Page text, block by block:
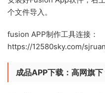
个文件导入。
fusion APP制作工具连接：
https://12580sky.com/
成品APP下载：高网旗